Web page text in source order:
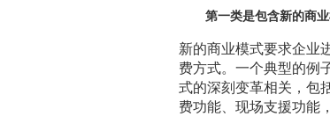
第一类是包含新的商
新的商业模式要求企业
费方式。一个典型的例
式的深刻变革相关，包
费功能、现场支援功能